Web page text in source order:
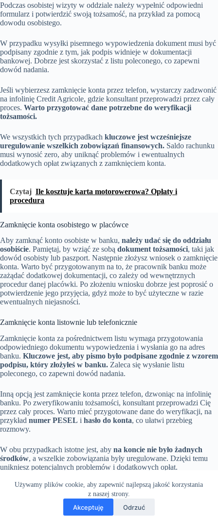
Używamy plików cookie, aby zapewnić najlepszą jakość korzystania
z naszej strony.
Akceptuję Odrzuć
Podczas osobistej wizyty w oddziale należy wypełnić odpowiedni
formularz i potwierdzić swoją tożsamość, na przykład za pomocą
dowodu osobistego.
W przypadku wysyłki pisemnego wypowiedzenia dokument musi być
podpisany zgodnie z tym, jak podpis widnieje w dokumentacji
bankowej. Dobrze jest skorzystać z listu poleconego, co zapewni
dowód nadania.
Jeśli wybierzesz zamknięcie konta przez telefon, wystarczy zadzwonić
na infolinię Credit Agricole, gdzie konsultant przeprowadzi przez cały
proces. Warto przygotować dane potrzebne do weryfikacji
tożsamości.
We wszystkich tych przypadkach kluczowe jest wcześniejsze
uregulowanie wszelkich zobowiązań finansowych. Saldo rachunku
musi wynosić zero, aby uniknąć problemów i ewentualnych
dodatkowych opłat związanych z zamknięciem konta.
Czytaj Ile kosztuje karta motorowerowa? Opłaty i
procedura
Zamknięcie konta osobistego w placówce
Aby zamknąć konto osobiste w banku, należy udać się do oddziału
osobiście. Pamiętaj, by wziąć ze sobą dokument tożsamości, taki jak
dowód osobisty lub paszport. Następnie złożysz wniosek o zamknięcie
konta. Warto być przygotowanym na to, że pracownik banku może
zażądać dodatkowej dokumentacji, co zależy od wewnętrznych
procedur danej placówki. Po złożeniu wniosku dobrze jest poprosić o
potwierdzenie jego przyjęcia, gdyż może to być użyteczne w razie
ewentualnych niejasności.
Zamknięcie konta listownie lub telefonicznie
Zamknięcie konta za pośrednictwem listu wymaga przygotowania
odpowiedniego dokumentu wypowiedzenia i wysłania go na adres
banku. Kluczowe jest, aby pismo było podpisane zgodnie z wzorem
podpisu, który złożyłeś w banku. Zaleca się wysłanie listu
poleconego, co zapewni dowód nadania.
Inną opcją jest zamknięcie konta przez telefon, dzwoniąc na infolinię
banku. Po zweryfikowaniu tożsamości, konsultant przeprowadzi Cię
przez cały proces. Warto mieć przygotowane dane do weryfikacji, na
przykład numer PESEL i hasło do konta, co ułatwi przebieg
rozmowy.
W obu przypadkach istotne jest, aby na koncie nie było żadnych
środków, a wszelkie zobowiązania były uregulowane. Dzięki temu
unikniesz potencjalnych problemów i dodatkowych opłat.
Terms & Services